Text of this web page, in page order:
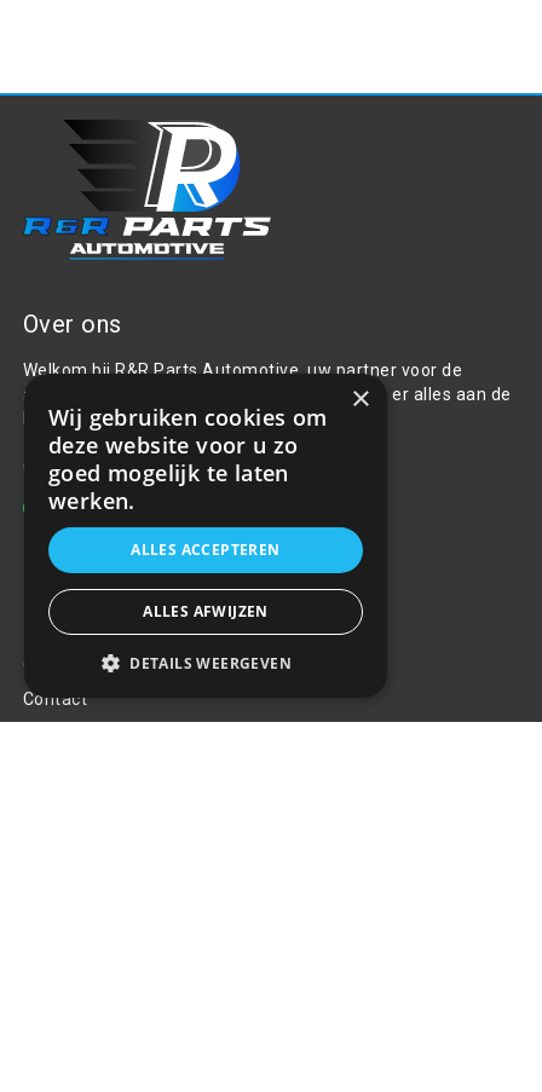
Over ons
Welkom bij R&R Parts Automotive, uw partner voor de
aanschaf van alle auto accessoires. Wij doen er alles aan de
beste selectie, service & prijs te bieden.
Contact
+31(0)85 486 83 17
info@rrparts.nl
Klantenservice
Over ons
Contact
×
Wij gebruiken cookies om
deze website voor u zo
goed mogelijk te laten
werken.
ALLES ACCEPTEREN
ALLES AFWIJZEN
DETAILS WEERGEVEN